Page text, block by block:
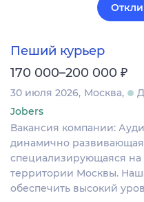
Пеший курьер
170 000–200 000 ₽
30 июля 2026 Москва
Jobers
Вакансия компании:
динамично
специализирующаяся на
территории Москвы.
обеспечить высокий